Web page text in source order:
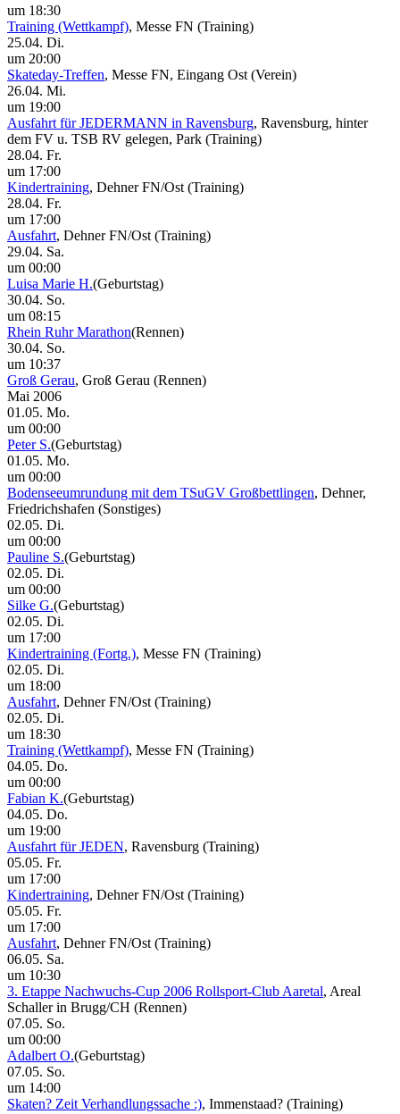
um 18:30
Training (Wettkampf), Messe FN (Training)
25.04. Di.
um 20:00
Skateday-Treffen, Messe FN, Eingang Ost (Verein)
26.04. Mi.
um 19:00
Ausfahrt für JEDERMANN in Ravensburg, Ravensburg, hinter
dem FV u. TSB RV gelegen, Park (Training)
28.04. Fr.
um 17:00
Kindertraining, Dehner FN/Ost (Training)
28.04. Fr.
um 17:00
Ausfahrt, Dehner FN/Ost (Training)
29.04. Sa.
um 00:00
Luisa Marie H.(Geburtstag)
30.04. So.
um 08:15
Rhein Ruhr Marathon(Rennen)
30.04. So.
um 10:37
Groß Gerau, Groß Gerau (Rennen)
Mai 2006
01.05. Mo.
um 00:00
Peter S.(Geburtstag)
01.05. Mo.
um 00:00
Bodenseeumrundung mit dem TSuGV Großbettlingen, Dehner,
Friedrichshafen (Sonstiges)
02.05. Di.
um 00:00
Pauline S.(Geburtstag)
02.05. Di.
um 00:00
Silke G.(Geburtstag)
02.05. Di.
um 17:00
Kindertraining (Fortg.), Messe FN (Training)
02.05. Di.
um 18:00
Ausfahrt, Dehner FN/Ost (Training)
02.05. Di.
um 18:30
Training (Wettkampf), Messe FN (Training)
04.05. Do.
um 00:00
Fabian K.(Geburtstag)
04.05. Do.
um 19:00
Ausfahrt für JEDEN, Ravensburg (Training)
05.05. Fr.
um 17:00
Kindertraining, Dehner FN/Ost (Training)
05.05. Fr.
um 17:00
Ausfahrt, Dehner FN/Ost (Training)
06.05. Sa.
um 10:30
3. Etappe Nachwuchs-Cup 2006 Rollsport-Club Aaretal, Areal
Schaller in Brugg/CH (Rennen)
07.05. So.
um 00:00
Adalbert O.(Geburtstag)
07.05. So.
um 14:00
Skaten? Zeit Verhandlungssache :), Immenstaad? (Training)